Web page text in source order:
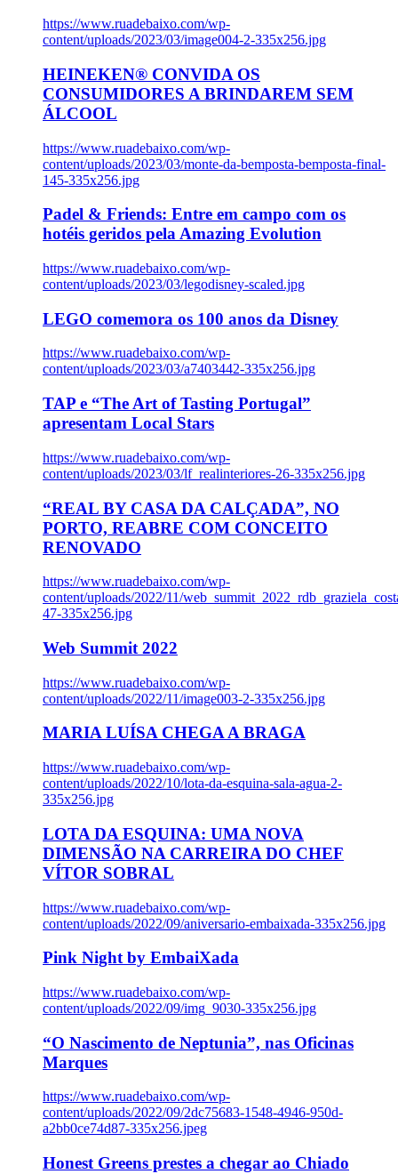
https://www.ruadebaixo.com/wp-
content/uploads/2023/03/image004-2-335x256.jpg
HEINEKEN® CONVIDA OS
CONSUMIDORES A BRINDAREM SEM
ÁLCOOL
https://www.ruadebaixo.com/wp-
content/uploads/2023/03/monte-da-bemposta-bemposta-final-
145-335x256.jpg
Padel & Friends: Entre em campo com os
hotéis geridos pela Amazing Evolution
https://www.ruadebaixo.com/wp-
content/uploads/2023/03/legodisney-scaled.jpg
LEGO comemora os 100 anos da Disney
https://www.ruadebaixo.com/wp-
content/uploads/2023/03/a7403442-335x256.jpg
TAP e “The Art of Tasting Portugal”
apresentam Local Stars
https://www.ruadebaixo.com/wp-
content/uploads/2023/03/lf_realinteriores-26-335x256.jpg
“REAL BY CASA DA CALÇADA”, NO
PORTO, REABRE COM CONCEITO
RENOVADO
https://www.ruadebaixo.com/wp-
content/uploads/2022/11/
47-335x256.jpg
Web Summit 2022
https://www.ruadebaixo.com/wp-
content/uploads/2022/11/image003-2-335x256.jpg
MARIA LUÍSA CHEGA A BRAGA
https://www.ruadebaixo.com/wp-
content/uploads/2022/10/lota-da-esquina-sala-agua-2-
335x256.jpg
LOTA DA ESQUINA: UMA NOVA
DIMENSÃO NA CARREIRA DO CHEF
VÍTOR SOBRAL
https://www.ruadebaixo.com/wp-
content/uploads/2022/09/aniversario-embaixada-335x256.jpg
Pink Night by EmbaiXada
https://www.ruadebaixo.com/wp-
content/uploads/2022/09/img_9030-335x256.jpg
“O Nascimento de Neptunia”, nas Oficinas
Marques
https://www.ruadebaixo.com/wp-
content/uploads/2022/09/2dc75683-1548-4946-950d-
a2bb0ce74d87-335x256.jpeg
Honest Greens prestes a chegar ao Chiado